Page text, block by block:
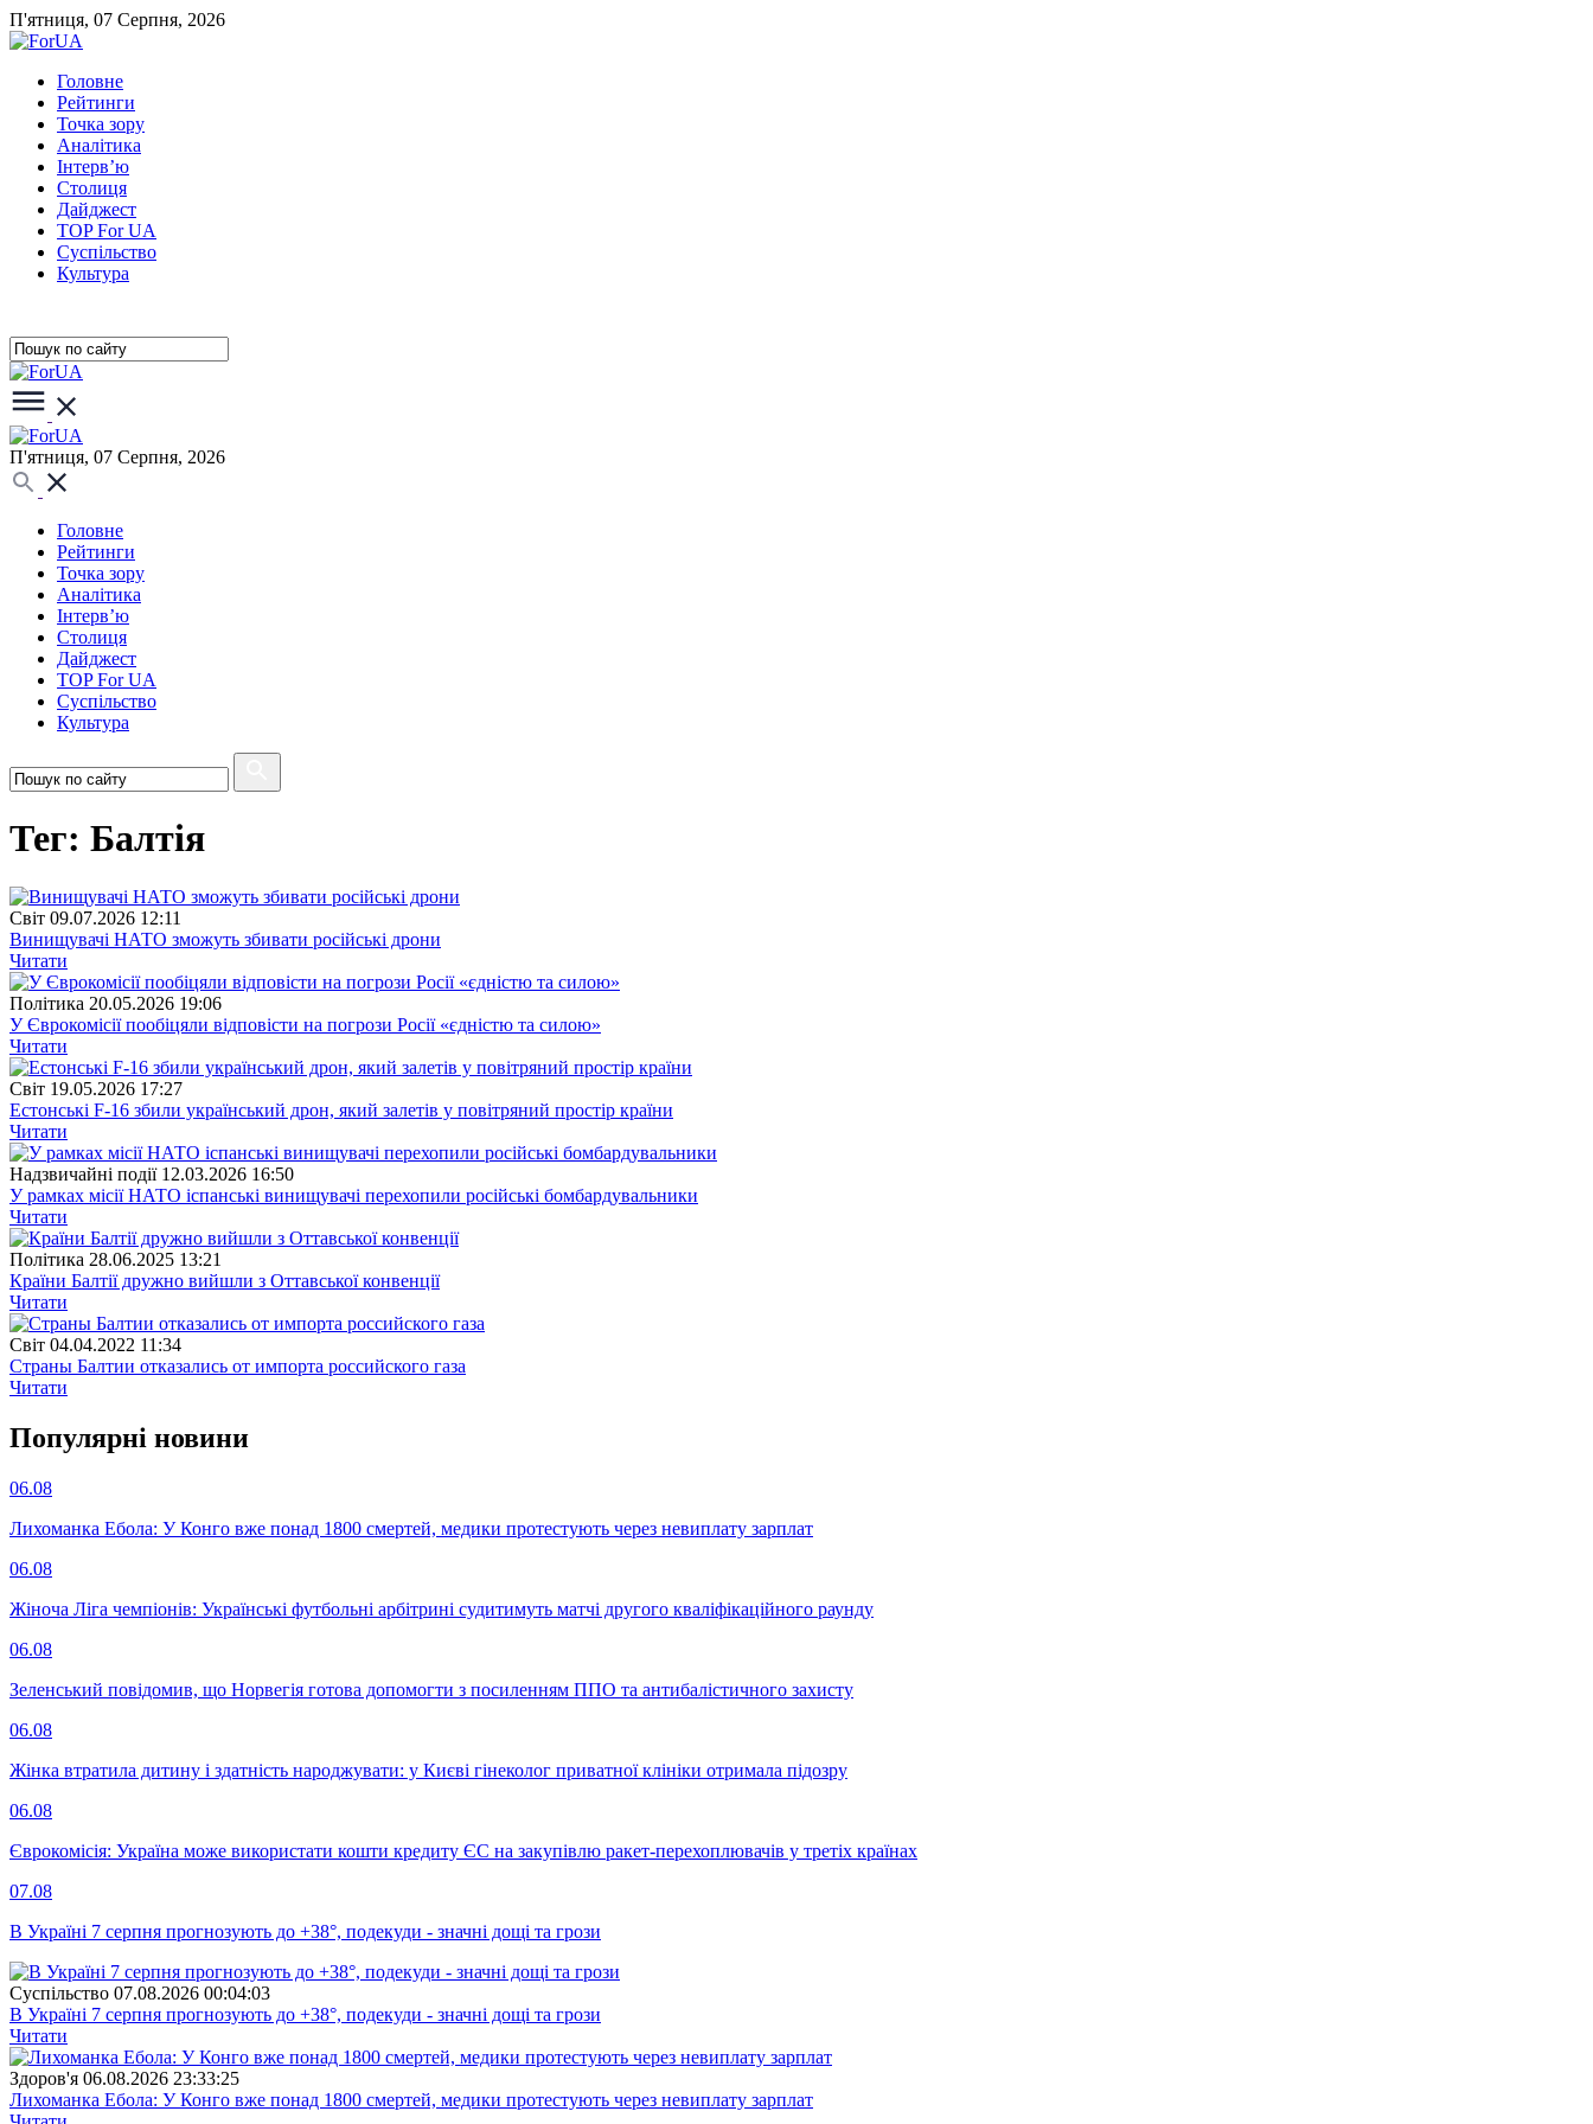
П'ятниця, 07 Серпня, 2026
Головне
Рейтинги
Точка зору
Аналітика
Інтерв’ю
Столиця
Дайджест
TOP For UA
Суспiльство
Культура
П'ятниця, 07 Серпня, 2026
Головне
Рейтинги
Точка зору
Аналітика
Інтерв’ю
Столиця
Дайджест
TOP For UA
Суспiльство
Культура
Тег: Балтія
Свiт 09.07.2026 12:11
Винищувачі НАТО зможуть збивати російські дрони
Читати
Полiтика 20.05.2026 19:06
У Єврокомісії пообіцяли відповісти на погрози Росії «єдністю та силою»
Читати
Свiт 19.05.2026 17:27
Естонські F-16 збили український дрон, який залетів у повітряний простір країни
Читати
Надзвичайні події 12.03.2026 16:50
У рамках місії НАТО іспанські винищувачі перехопили російські бомбардувальники
Читати
Полiтика 28.06.2025 13:21
Країни Балтії дружно вийшли з Оттавської конвенції
Читати
Свiт 04.04.2022 11:34
Cтраны Балтии отказались от импорта российского газа
Читати
Популярнi новини
06.08
Лихоманка Ебола: У Конго вже понад 1800 смертей, медики протестують через невиплату зарплат
06.08
Жіноча Ліга чемпіонів: Українські футбольні арбітрині судитимуть матчі другого кваліфікаційного раунду
06.08
Зеленський повідомив, що Норвегія готова допомогти з посиленням ППО та антибалістичного захисту
06.08
Жінка втратила дитину і здатність народжувати: у Києві гінеколог приватної клініки отримала підозру
06.08
Єврокомісія: Україна може використати кошти кредиту ЄС на закупівлю ракет-перехоплювачів у третіх країнах
07.08
В Україні 7 серпня прогнозують до +38°, подекуди - значні дощі та грози
Суспiльство 07.08.2026 00:04:03
В Україні 7 серпня прогнозують до +38°, подекуди - значні дощі та грози
Читати
Здоров'я 06.08.2026 23:33:25
Лихоманка Ебола: У Конго вже понад 1800 смертей, медики протестують через невиплату зарплат